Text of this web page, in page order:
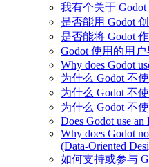
我有个关于
是否能用 Godot
是否能将 Godot
Godot 使用的用
Why does Godot
为什么 Godot 不
为什么 Godot 不
为什么 Godot 不
Does Godot use
Why does Godot
(Data-Oriented
如何支持或参与